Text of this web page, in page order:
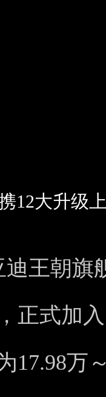
12大升级
迪王朝旗
正式加
17.98万